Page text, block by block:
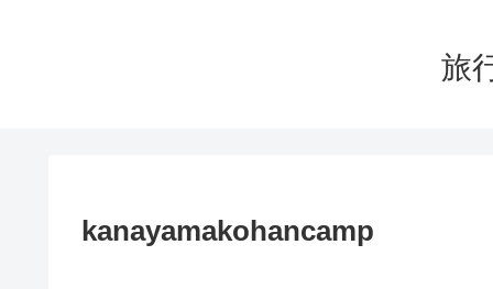
旅
kanayamakohancamp